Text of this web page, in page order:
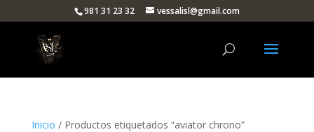
981 31 23 32 vessalisl@gmail.com
Inicio / Productos etiquetados “aviator chrono”